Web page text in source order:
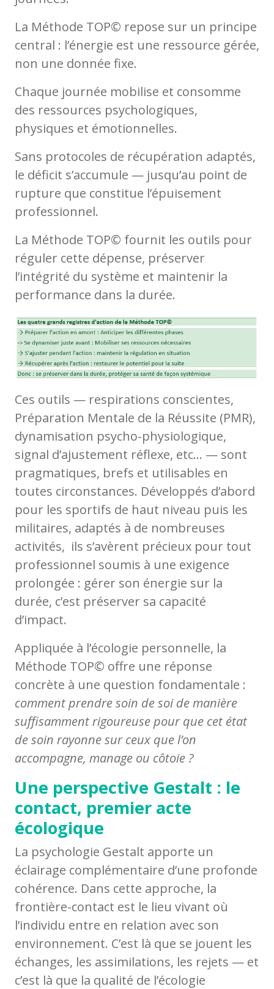
La Méthode TOP© repose sur un principe
central : l’énergie est une ressource gérée,
non une donnée fixe.
Chaque journée mobilise et consomme
des ressources psychologiques,
physiques et émotionnelles.
Sans protocoles de récupération adaptés,
le déficit s’accumule — jusqu’au point de
rupture que constitue l’épuisement
professionnel.
La Méthode TOP© fournit les outils pour
réguler cette dépense, préserver
l’intégrité du système et maintenir la
performance dans la durée.
Ces outils — respirations conscientes,
Préparation Mentale de la Réussite (PMR),
dynamisation psycho-physiologique,
signal d’ajustement réflexe, etc… — sont
pragmatiques, brefs et utilisables en
toutes circonstances. Développés d’abord
pour les sportifs de haut niveau puis les
militaires, adaptés à de nombreuses
activités, ils s’avèrent précieux pour tout
professionnel soumis à une exigence
prolongée : gérer son énergie sur la
durée, c’est préserver sa capacité
d’impact.
Appliquée à l’écologie personnelle, la
Méthode TOP© offre une réponse
concrète à une question fondamentale :
comment prendre soin de soi de manière
suffisamment rigoureuse pour que cet état
de soin rayonne sur ceux que l’on
accompagne, manage ou côtoie ?
Une perspective Gestalt : le
contact, premier acte
écologique
La psychologie Gestalt apporte un
éclairage complémentaire d’une profonde
cohérence. Dans cette approche, la
frontière-contact est le lieu vivant où
l’individu entre en relation avec son
environnement. C’est là que se jouent les
échanges, les assimilations, les rejets — et
c’est là que la qualité de l’écologie